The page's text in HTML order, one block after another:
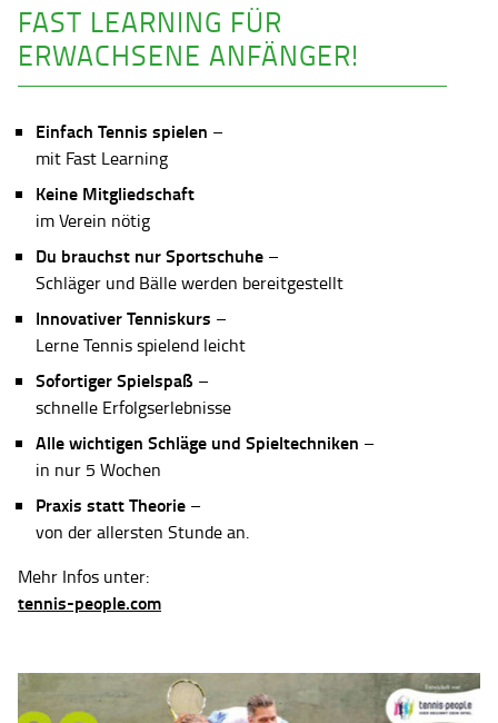
FAST LEARNING FÜR
ERWACHSENE ANFÄNGER!
Einfach Tennis spielen –
mit Fast Learning
Keine Mitgliedschaft
im Verein nötig
Du brauchst nur Sportschuhe –
Schläger und Bälle werden bereitgestellt
Innovativer Tenniskurs –
Lerne Tennis spielend leicht
Sofortiger Spielspaß –
schnelle Erfolgserlebnisse
Alle wichtigen Schläge und Spieltechniken –
in nur 5 Wochen
Praxis statt Theorie –
von der allersten Stunde an.
Mehr Infos unter:
tennis-people.com